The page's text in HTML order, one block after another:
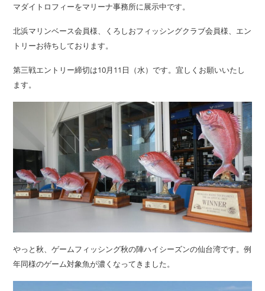
新艇・展示艇情報
求人情報 会社概要
マダイトロフィーをマリーナ事務所に展示中です。
北浜マリンベース会員様、くろしおフィッシングクラブ会員様、エン
トリーお待ちしております。
第三戦エントリー締切は10月11日（水）です。宜しくお願いいたし
ます。
やっと秋、ゲームフィッシング秋の陣ハイシーズンの仙台湾です。例
年同様のゲーム対象魚が濃くなってきました。